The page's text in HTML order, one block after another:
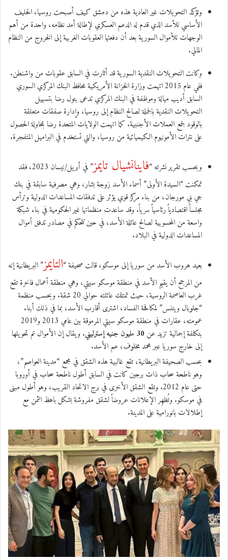
وتؤكد التحويلات غير العادية هذه من دمشق كيف أصبحت روسيا، الحليف
الأساسي للأسد الذي قدم له الدعم العسكري لإطالة أمد نظامه، واحدة من أهم
الوجهات للأموال السورية بعد أن دفعتها العقوبات الغربية إلى الخروج من النظام
المالي.
وكانت التحويلات النقدية السورية قد أثارت في السابق عقوبات من واشنطن.
ففي عام 2015 اتهمت وزارة الخزانة الأمريكية محافظ البنك المركزي السوري
السابق أديب ميالة وموظفة في البنك المركزي تدعى بتول رضا بتسهيل
التحويلات النقدية بالجملة لصالح النظام إلى روسيا، وإدارة صفقات متعلقة
بالوقود لجمع العملات الأجنبية. كما اتهمت الولايات المتحدة رضا بمحاولة الحصول
على نترات الأمونيوم الكيميائية من روسيا، والتي تستخدم في البراميل المتفجرة.
وبحسب تقرير نشرته “فاينانشيال تايمز
” في أبريل/نيسان 2023، فقد
تمكنت “السيدة الأولى” أسماء الأسد زوجة بشار، وهي مصرفية سابقة في بنك
جي بي مورجان، من بناء مركز قوي يؤثر على تدفقات المساعدات الدولية وترأس
مجلساً اقتصادياً رئاسياً سرياً. وقد ساعدت منظماتها غير الحكومية في بناء شبكة
واسعة من المحسوبية لصالح عائلة الأسد، في حين تتحكم في مصادر تدفق أموال
المساعدات الدولية في البلاد.
بعيد هروب الأسد من سوريا إلى موسكو، قالت صحيفة “التايمز” البريطانية إنه
من المرجح أن يقيم الأسد في منطقة موسكو سيتي، وهي منطقة أعمال فاخرة تقع
غرب العاصمة الروسية، حيث تمتلك عائلته حوالي 20 شقة. وبحسب منظمة
“جلوبال ويتنس” لمكافحة الفساد، اشترى أقارب الأسد، بما في ذلك أبناء
عمومته، عقارات في منطقة موسكو سيتي المرموقة بين عامي 2013 و2019
بتكلفة إجمالية تزيد عن
. ويقال إن الأموال تم تحويلها
إلى خارج سوريا عبر محمد مخلوف، عم الأسد.
بحسب الصحيفة البريطانية، تقع غالبية هذه الشقق في مجمع “مدينة العواصم”،
وهو ناطحة سحاب ذات برجين كانت في السابق أطول ناطحة سحاب في أوروبا
حتى عام 2012. وتقع الشقق الأخرى في برج الاتحاد القريب، وهو أطول مبنى
في موسكو. وتُظهِر الإعلانات عروضاً لشقق مفروشة بشكل باهظ الثمن مع
إطلالات بانورامية على المدينة.